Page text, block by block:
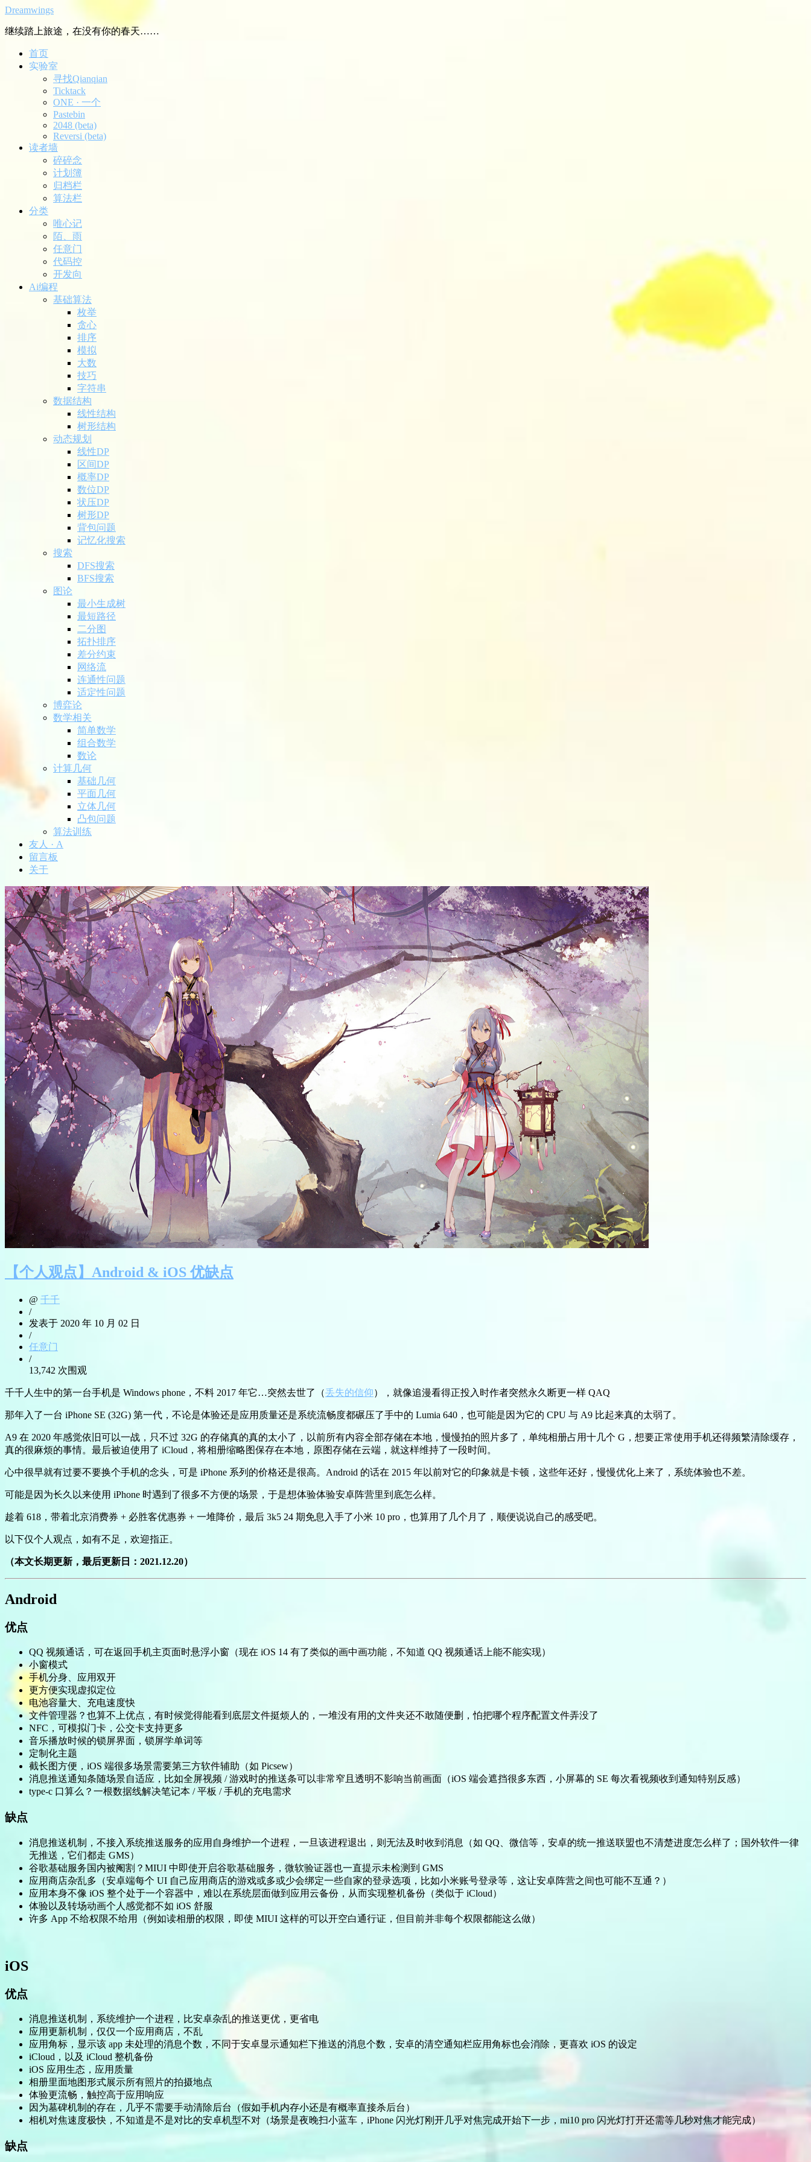
Dreamwings
继续踏上旅途，在没有你的春天……
首页
实验室
寻找Qianqian
Ticktack
ONE · 一个
Pastebin
2048 (beta)
Reversi (beta)
读者墙
碎碎念
计划簿
归档栏
算法栏
分类
唯心记
陌、雨
任意门
代码控
开发向
Ai编程
基础算法
枚举
贪心
排序
模拟
大数
技巧
字符串
数据结构
线性结构
树形结构
动态规划
线性DP
区间DP
概率DP
数位DP
状压DP
树形DP
背包问题
记忆化搜索
搜索
DFS搜索
BFS搜索
图论
最小生成树
最短路径
二分图
拓扑排序
差分约束
网络流
连通性问题
适定性问题
博弈论
数学相关
简单数学
组合数学
数论
计算几何
基础几何
平面几何
立体几何
凸包问题
算法训练
友人 · A
留言板
关于
【个人观点】Android & iOS 优缺点
@ 千千
/
发表于 2020 年 10 月 02 日
/
任意门
/
13,742 次围观
千千人生中的第一台手机是 Windows phone，不料 2017 年它…突然去世了（丢失的信仰），就像追漫看得正投入时作者突然永久断更一样 QAQ
那年入了一台 iPhone SE (32G) 第一代，不论是体验还是应用质量还是系统流畅度都碾压了手中的 Lumia 640，也可能是因为它的 CPU 与 A9 比起来真的太弱了。
A9 在 2020 年感觉依旧可以一战，只不过 32G 的存储真的真的太小了，以前所有内容全部存储在本地，慢慢拍的照片多了，单纯相册占用十几个 G，想要正常使用手机还得频繁清除缓存，
真的很麻烦的事情。最后被迫使用了 iCloud，将相册缩略图保存在本地，原图存储在云端，就这样维持了一段时间。
心中很早就有过要不要换个手机的念头，可是 iPhone 系列的价格还是很高。Android 的话在 2015 年以前对它的印象就是卡顿，这些年还好，慢慢优化上来了，系统体验也不差。
可能是因为长久以来使用 iPhone 时遇到了很多不方便的场景，于是想体验体验安卓阵营里到底怎么样。
趁着 618，带着北京消费券 + 必胜客优惠券 + 一堆降价，最后 3k5 24 期免息入手了小米 10 pro，也算用了几个月了，顺便说说自己的感受吧。
以下仅个人观点，如有不足，欢迎指正。
（本文长期更新，最后更新日：2021.12.20）
Android
优点
QQ 视频通话，可在返回手机主页面时悬浮小窗（现在 iOS 14 有了类似的画中画功能，不知道 QQ 视频通话上能不能实现）
小窗模式
手机分身、应用双开
更方便实现虚拟定位
电池容量大、充电速度快
文件管理器？也算不上优点，有时候觉得能看到底层文件挺烦人的，一堆没有用的文件夹还不敢随便删，怕把哪个程序配置文件弄没了
NFC，可模拟门卡，公交卡支持更多
音乐播放时候的锁屏界面，锁屏学单词等
定制化主题
截长图方便，iOS 端很多场景需要第三方软件辅助（如 Picsew）
消息推送通知条随场景自适应，比如全屏视频 / 游戏时的推送条可以非常窄且透明不影响当前画面（iOS 端会遮挡很多东西，小屏幕的 SE 每次看视频收到通知特别反感）
type-c 口算么？一根数据线解决笔记本 / 平板 / 手机的充电需求
缺点
消息推送机制，不接入系统推送服务的应用自身维护一个进程，一旦该进程退出，则无法及时收到消息（如 QQ、微信等，安卓的统一推送联盟也不清楚进度怎么样了；国外软件一律
无推送，它们都走 GMS）
谷歌基础服务国内被阉割？MIUI 中即使开启谷歌基础服务，微软验证器也一直提示未检测到 GMS
应用商店杂乱多（安卓端每个 UI 自己应用商店的游戏或多或少会绑定一些自家的登录选项，比如小米账号登录等，这让安卓阵营之间也可能不互通？）
应用本身不像 iOS 整个处于一个容器中，难以在系统层面做到应用云备份，从而实现整机备份（类似于 iCloud）
体验以及转场动画个人感觉都不如 iOS 舒服
许多 App 不给权限不给用（例如读相册的权限，即使 MIUI 这样的可以开空白通行证，但目前并非每个权限都能这么做）
iOS
优点
消息推送机制，系统维护一个进程，比安卓杂乱的推送更优，更省电
应用更新机制，仅仅一个应用商店，不乱
应用角标，显示该 app 未处理的消息个数，不同于安卓显示通知栏下推送的消息个数，安卓的清空通知栏应用角标也会消除，更喜欢 iOS 的设定
iCloud，以及 iCloud 整机备份
iOS 应用生态，应用质量
相册里面地图形式展示所有照片的拍摄地点
体验更流畅，触控高于应用响应
因为墓碑机制的存在，几乎不需要手动清除后台（假如手机内存小还是有概率直接杀后台）
相机对焦速度极快，不知道是不是对比的安卓机型不对（场景是夜晚扫小蓝车，iPhone 闪光灯刚开几乎对焦完成开始下一步，mi10 pro 闪光灯打开还需等几秒对焦才能完成）
缺点